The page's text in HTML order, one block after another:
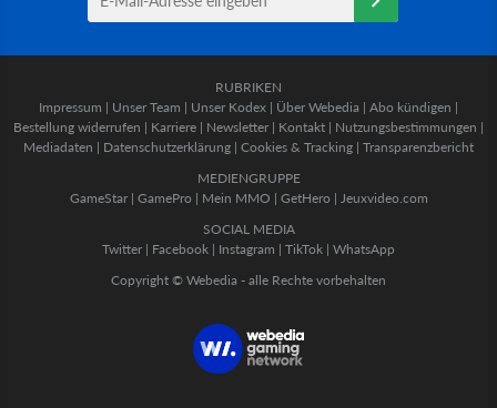
RUBRIKEN
Impressum | Unser Team | Unser Kodex | Über Webedia | Abo kündigen |
Bestellung widerrufen | Karriere | Newsletter | Kontakt | Nutzungsbestimmungen |
Mediadaten | Datenschutzerklärung | Cookies & Tracking | Transparenzbericht
MEDIENGRUPPE
GameStar| GamePro | Mein MMO | GetHero | Jeuxvideo.com
SOCIAL MEDIA
Twitter | Facebook | Instagram | TikTok | WhatsApp
Copyright © Webedia - alle Rechte vorbehalten